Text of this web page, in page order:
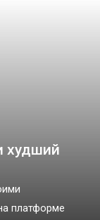
худший
платформе